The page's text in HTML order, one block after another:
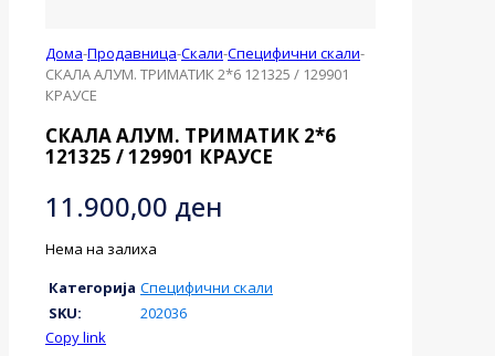
Дома-Продавница-Скали-Специфични скали-
СКАЛА АЛУМ. ТРИМАТИК 2*6 121325 / 129901
КРАУСЕ
СКАЛА АЛУМ. ТРИМАТИК 2*6
121325 / 129901 КРАУСЕ
11.900,00 ден
Нема на залиха
Категорија Специфични скали
SKU:
202036
Copy link